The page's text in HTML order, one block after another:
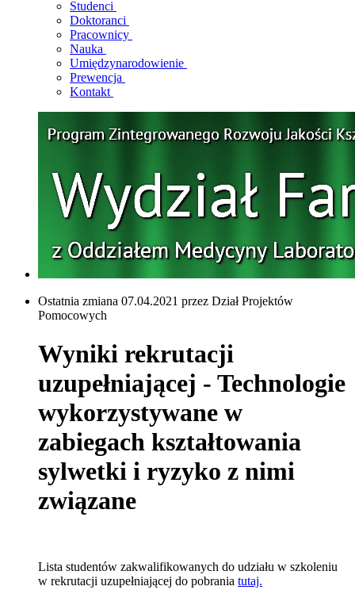
Studenci
Doktoranci
Pracownicy
Nauka
Umiędzynarodowienie
Prewencja
Kontakt
Ostatnia zmiana 07.04.2021 przez Dział Projektów
Pomocowych
Wyniki rekrutacji
uzupełniającej - Technologie
wykorzystywane w
zabiegach kształtowania
sylwetki i ryzyko z nimi
związane
Lista studentów zakwalifikowanych do udziału w szkoleniu
w rekrutacji uzupełniającej do pobrania tutaj.